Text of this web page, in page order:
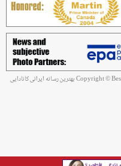
Copyright © Best Iranian Persian Canadian news ads media magazine بهترین رسانه ایرانی کانادایی